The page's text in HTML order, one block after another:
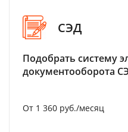
СЭД
Подобрать систему
документооборота
От 1 360 руб./месяц